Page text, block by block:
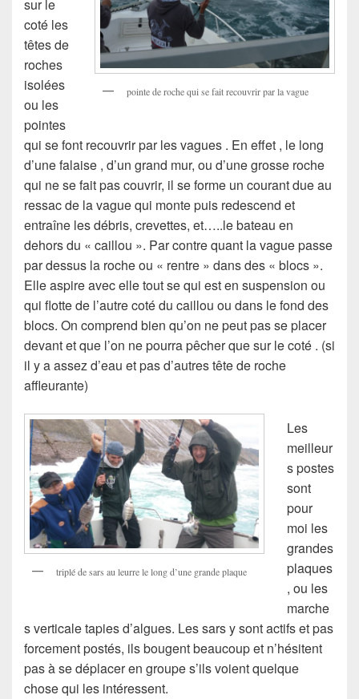
pointe de roche qui se fait recouvrir par la vague
sur le
coté les
têtes de
roches
isolées
ou les
pointes
qui se font recouvrir par les vagues . En effet , le long
d’une falaise , d’un grand mur, ou d’une grosse roche
qui ne se fait pas couvrir, il se forme un courant due au
ressac de la vague qui monte puis redescend et
entraîne les débris, crevettes, et…..le bateau en
dehors du « caillou ». Par contre quant la vague passe
par dessus la roche ou « rentre » dans des « blocs ».
Elle aspire avec elle tout se qui est en suspension ou
qui flotte de l’autre coté du caillou ou dans le fond des
blocs. On comprend bien qu’on ne peut pas se placer
devant et que l’on ne pourra pêcher que sur le coté . (si
il y a assez d’eau et pas d’autres tête de roche
affleurante)
triplé de sars au leurre le long d’une grande plaque
Les
meilleur
s postes
sont
pour
moi les
grandes
plaques
, ou les
marche
s verticale tapies d’algues. Les sars y sont actifs et pas
forcement postés, ils bougent beaucoup et n’hésitent
pas à se déplacer en groupe s’ils voient quelque
chose qui les intéressent.